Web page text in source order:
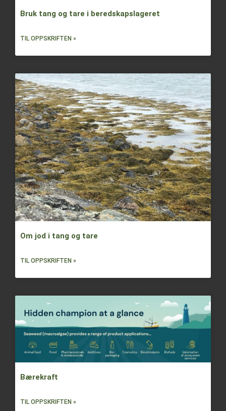
Bruk tang og tare i beredskapslageret
TIL OPPSKRIFTEN »
Om jod i tang og tare
TIL OPPSKRIFTEN »
Bærekraft
TIL OPPSKRIFTEN »